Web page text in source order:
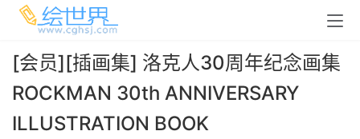
[会员][插画集] 洛克人30周年纪念画集
ROCKMAN 30th ANNIVERSARY
ILLUSTRATION BOOK